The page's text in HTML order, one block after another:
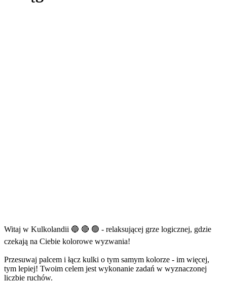
Witaj w Kulkolandii 🔵 🔴 🟢 - relaksującej grze logicznej, gdzie
czekają na Ciebie kolorowe wyzwania!
Przesuwaj palcem i łącz kulki o tym samym kolorze - im więcej,
tym lepiej! Twoim celem jest wykonanie zadań w wyznaczonej
liczbie ruchów.